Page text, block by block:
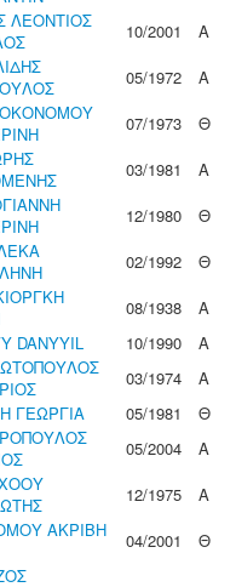
ΛΕΟΝΤΙΟΣ
10/2001
Α
05/1972
Α
07/1973
Θ
03/1981
Α
12/1980
Θ
02/1992
Θ
08/1938
Α
DANYYIL 10/1990
Α
03/1974
Α
ΓΕΩΡΓΙΑ 05/1981
Θ
05/2004
Α
12/1975
Α
ΑΚΡΙΒΗ
04/2001 Θ